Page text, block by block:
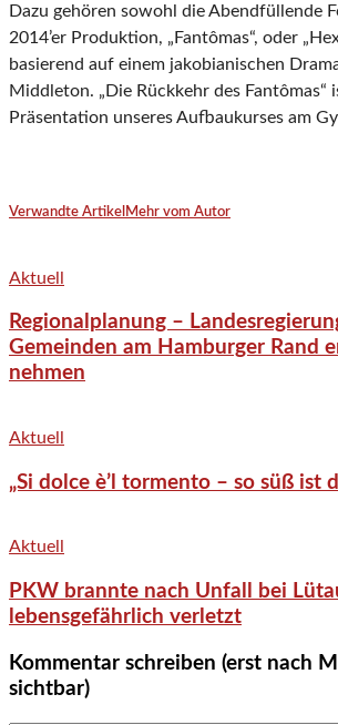
Dazu gehören sowohl die Abendfüllende
2014’er Produktion, „Fantômas“, oder
basierend auf einem jakobianischen
Middleton. „Die Rückkehr des Fantômas“
Präsentation unseres Aufbaukurses am
Verwandte Artikel Mehr vom Autor
Aktuell
Regionalplanung –
Gemeinden am Hamburger Rand
nehmen
Aktuell
„Si dolce è’l tormento – so süß ist
Aktuell
PKW brannte nach Unfall bei
lebensgefährlich verletzt
Kommentar schreiben (erst nach
sichtbar)